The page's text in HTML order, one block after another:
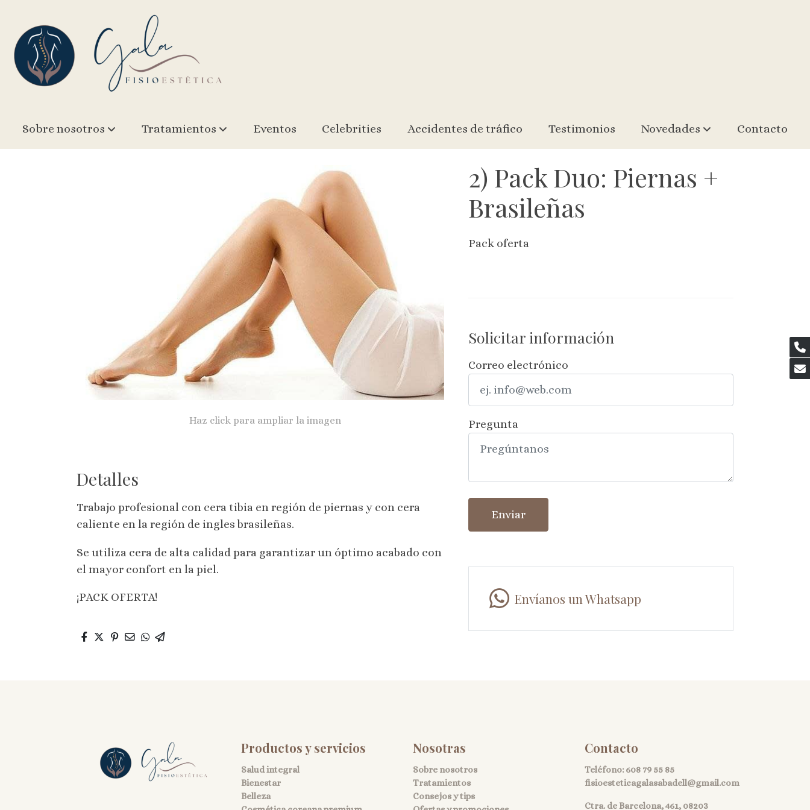
Sobre nosotros Tratamientos Eventos Celebrities Accidentes de tráfico Testimonios Novedades Contacto
2) Pack Duo: Piernas + Brasileñas
Haz click para ampliar la imagen
Detalles
Trabajo profesional con cera tibia en región de piernas y con cera
caliente en la región de ingles brasileñas.
Se utiliza cera de alta calidad para garantizar un óptimo acabado con
el mayor confort en la piel.
¡PACK OFERTA!
2) Pack Duo: Piernas +
Brasileñas
Pack oferta
Solicitar información
Correo electrónico
Pregunta
Enviar
Envíanos un Whatsapp
Productos y servicios
Salud integral
Bienestar
Belleza
Nosotras
Sobre nosotros
Tratamientos
Consejos y tips
Contacto
Teléfono: 608 79 55 85
fisioesteticagalasabadell@gmail.com
Ctra. de Barcelona, 461, 08203